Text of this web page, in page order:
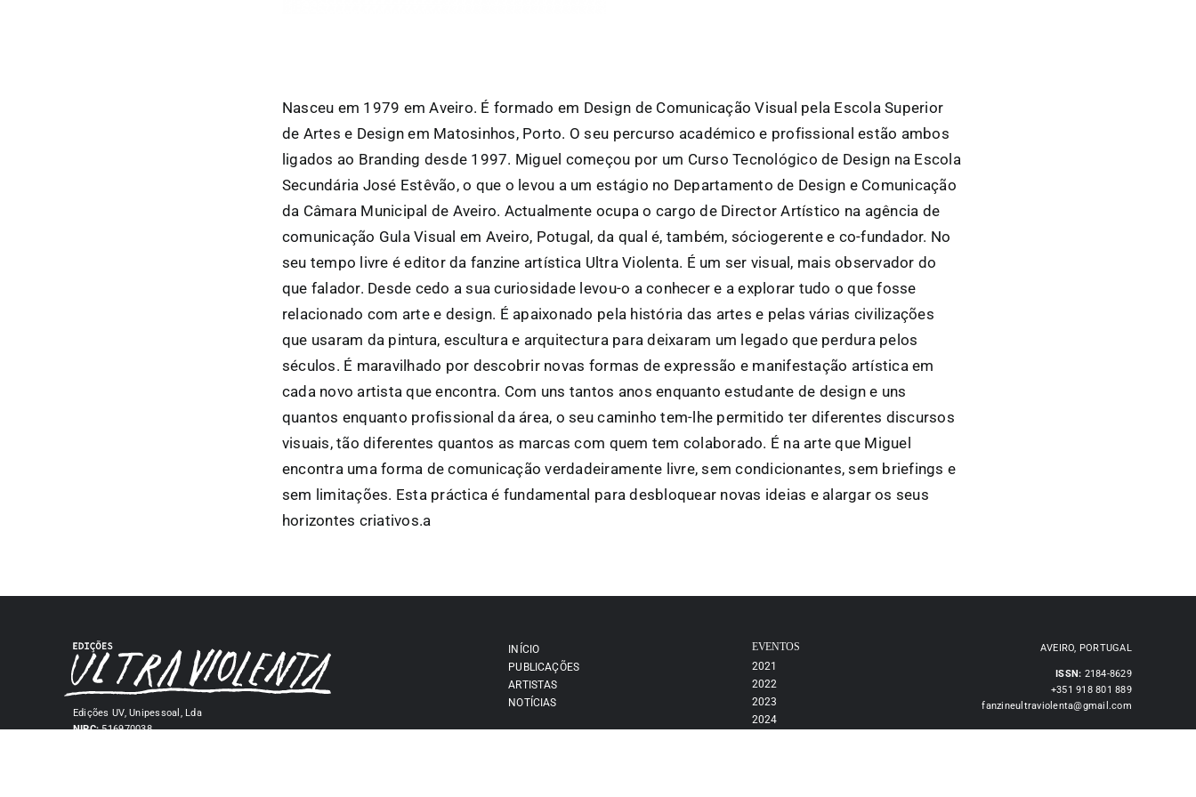
Nasceu em 1979 em Aveiro. É formado em Design de Comunicação Visual pela Escola Superior
de Artes e Design em Matosinhos, Porto. O seu percurso académico e profissional estão ambos
ligados ao Branding desde 1997. Miguel começou por um Curso Tecnológico de Design na Escola
Secundária José Estêvão, o que o levou a um estágio no Departamento de Design e Comunicação
da Câmara Municipal de Aveiro. Actualmente ocupa o cargo de Director Artístico na agência de
comunicação Gula Visual em Aveiro, Potugal, da qual é, também, sóciogerente e co-fundador. No
seu tempo livre é editor da fanzine artística Ultra Violenta. É um ser visual, mais observador do
que falador. Desde cedo a sua curiosidade levou-o a conhecer e a explorar tudo o que fosse
relacionado com arte e design. É apaixonado pela história das artes e pelas várias civilizações
que usaram da pintura, escultura e arquitectura para deixaram um legado que perdura pelos
séculos. É maravilhado por descobrir novas formas de expressão e manifestação artística em
cada novo artista que encontra. Com uns tantos anos enquanto estudante de design e uns
quantos enquanto profissional da área, o seu caminho tem-lhe permitido ter diferentes discursos
visuais, tão diferentes quantos as marcas com quem tem colaborado. É na arte que Miguel
encontra uma forma de comunicação verdadeiramente livre, sem condicionantes, sem briefings e
sem limitações. Esta práctica é fundamental para desbloquear novas ideias e alargar os seus
horizontes criativos.a
Edições UV, Unipessoal, Lda
NIPC:516970038
INÍCIO
PUBLICAÇÕES
ARTISTAS
NOTÍCIAS
EVENTOS
2021
2022
2023
2024
AVEIRO, PORTUGAL
ISSN: 2184-8629
+351 918 801 889
fanzineultraviolenta@gmail.com